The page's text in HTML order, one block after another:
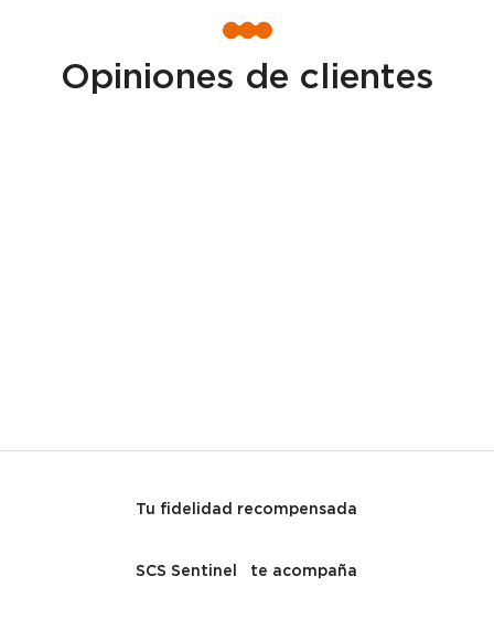
Opiniones de clientes
Tu fidelidad recompensada
SCS Sentinel te acompaña